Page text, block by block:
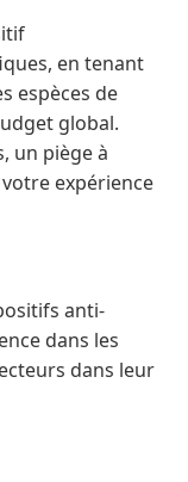
en tenant
espèces de
global.
un piège à
expérience
anti-
dans les
dans leur